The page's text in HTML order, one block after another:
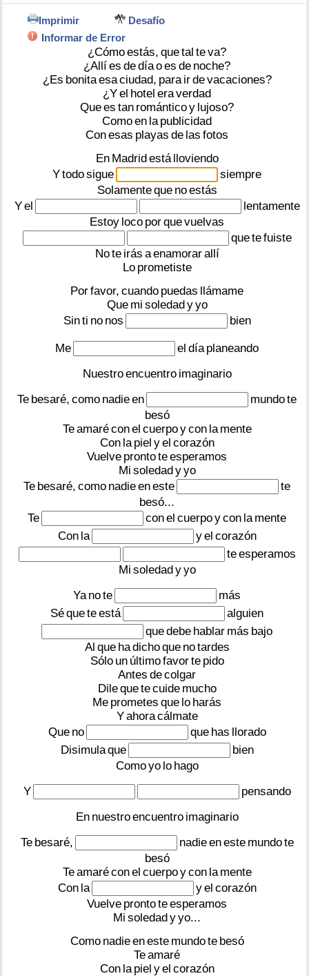
Imprimir
Desafío
Informar de Error
¿Cómoestás, quetal teva?
¿Allí­es dedíaoes de noche?
¿Es bonitaesaciudad, para irdevacaciones?
¿Yel hotel eraverdad
Quees tan románticoy lujoso?
Comoen la publicidad
Conesas playas de las fotos
En Madridestá lloviendo
Ytodosigue
siempre
Solamenteque noestás
Yel
lentamente
Estoy loco porquevuelvas
quetefuiste
Note irás aenamorarallí
Lo prometiste
Porfavor, cuando puedas llámame
Que mi soledadyyo
Sinti no nos bien
Me el día planeando
Nuestroencuentro imaginario
Te besaré, como nadieen mundote
besó
Teamaréconel cuerpoycon la mente
Con la piel yel corazón
Vuelve prontoteesperamos
Mi soledadyyo
Te besaré, como nadieeneste
te
besó...
Te
conel cuerpoycon la mente
Con la yel corazón
teesperamos
Mi soledadyyo
Ya note
más
Séqueteestá
alguien
quedebe hablar más bajo
Al que hadichoque notardes
Sólo un últimofavorte pido
Antes decolgar
Dilequetecuide mucho
Me prometes que lo harás
Yahoracálmate
Que no que has llorado
Disimulaque
bien
Comoyo lo hago
Y
pensando
En nuestroencuentro imaginario
Te besaré, nadieeneste mundote
besó
Teamaréconel cuerpoycon la mente
Con la yel corazón
Vuelve prontoteesperamos
Mi soledadyyo...
Como nadieeneste mundote besó
Teamaré
Con la piel yel corazón